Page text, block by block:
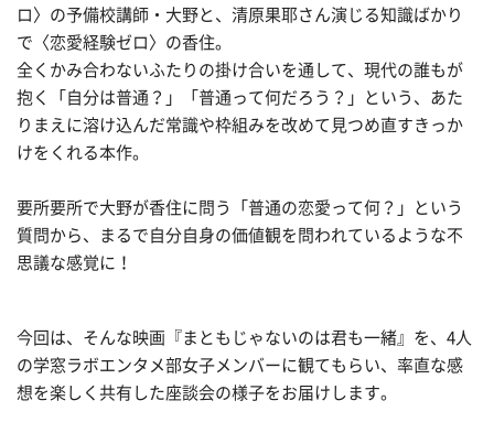
ロ〉の予備校講師・大野と、清原果耶さん演じる知識ばかり
で〈恋愛経験ゼロ〉の香住。
全くかみ合わないふたりの掛け合いを通して、現代の誰もが
抱く「自分は普通？」「普通って何だろう？」という、あた
りまえに溶け込んだ常識や枠組みを改めて見つめ直すきっか
けをくれる本作。
要所要所で大野が香住に問う「普通の恋愛って何？」という
質問から、まるで自分自身の価値観を問われているような不
思議な感覚に！
今回は、そんな映画『まともじゃないのは君も一緒』を、4人
の学窓ラボエンタメ部女子メンバーに観てもらい、率直な感
想を楽しく共有した座談会の様子をお届けします。